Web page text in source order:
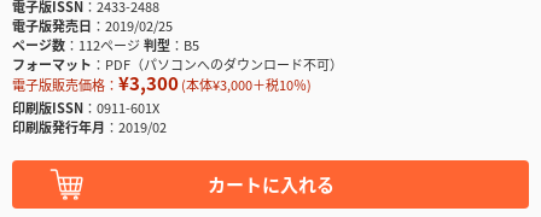
電子版ISSN
2433-2488
電子版発売日
2019/02/25
ページ数
112ページ判型
B5
フォーマット
PDF（パソコンへのダウンロード不可）
電子版販売価格： ¥3,300(本体¥3,000＋税10％)
印刷版ISSN
0911-601X
印刷版発行年月
2019/02
カートに入れる